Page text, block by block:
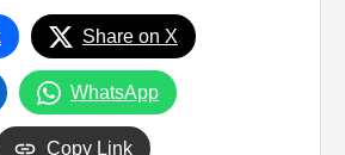
Share on X
WhatsApp
Copy Link